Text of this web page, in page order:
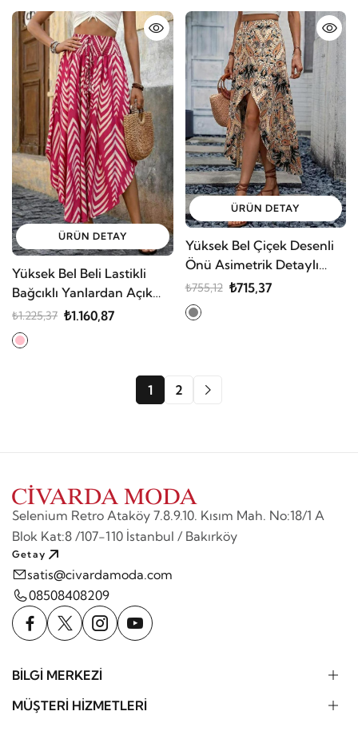
ÜRÜN DETAY
Yüksek Bel Beli Lastikli
Bağcıklı Yanlardan Açık
Uzun Süprem Etek
₺1.225,37 ₺1.160,87
ÜRÜN DETAY
Yüksek Bel Çiçek Desenli
Önü Asimetrik Detaylı
Uzun Süprem Etek
₺755,12 ₺715,37
1 2
Selenium Retro Ataköy 7.8.9.10. Kısım Mah. No:18/1 A
Blok Kat:8 /107-110 İstanbul / Bakırköy
Getay
satis@civardamoda.com
08508408209
BİLGİ MERKEZİ
MÜŞTERİ HİZMETLERİ